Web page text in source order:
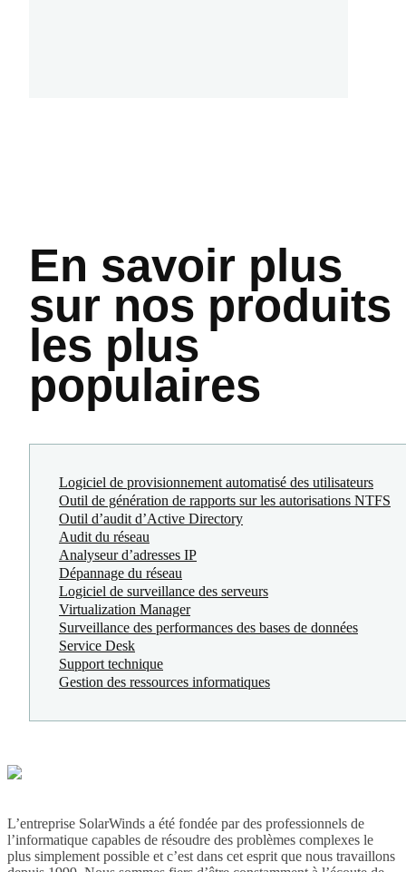
En savoir plus
sur nos produits
les plus
populaires
Logiciel de provisionnement automatisé des utilisateurs
Outil de génération de rapports sur les autorisations NTFS
Outil d’audit d’Active Directory
Audit du réseau
Analyseur d’adresses IP
Dépannage du réseau
Logiciel de surveillance des serveurs
Virtualization Manager
Surveillance des performances des bases de données
Service Desk
Support technique
Gestion des ressources informatiques
L’entreprise SolarWinds a été fondée par des professionnels de
l’informatique capables de résoudre des problèmes complexes le
plus simplement possible et c’est dans cet esprit que nous travaillons